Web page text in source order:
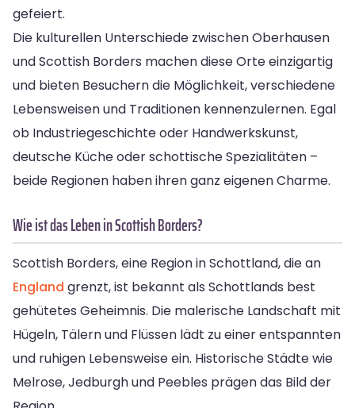
gefeiert.
Die kulturellen Unterschiede zwischen Oberhausen
und Scottish Borders machen diese Orte einzigartig
und bieten Besuchern die Möglichkeit, verschiedene
Lebensweisen und Traditionen kennenzulernen. Egal
ob Industriegeschichte oder Handwerkskunst,
deutsche Küche oder schottische Spezialitäten –
beide Regionen haben ihren ganz eigenen Charme.
Wie ist das Leben in Scottish Borders?
Scottish Borders, eine Region in Schottland, die an
England grenzt, ist bekannt als Schottlands best
gehütetes Geheimnis. Die malerische Landschaft mit
Hügeln, Tälern und Flüssen lädt zu einer entspannten
und ruhigen Lebensweise ein. Historische Städte wie
Melrose, Jedburgh und Peebles prägen das Bild der